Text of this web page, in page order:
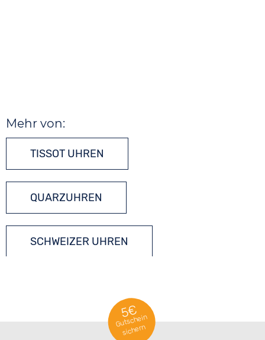
Mehr von:
TISSOT UHREN
QUARZUHREN
SCHWEIZER UHREN
5€
Gutschein
sichern